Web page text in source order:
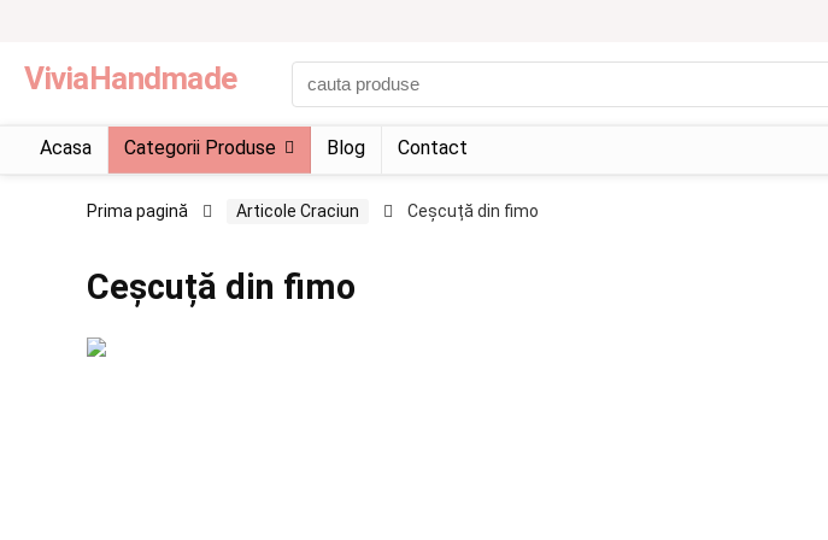
ViviaHandmade
Acasa Categorii Produse Blog Contact
Prima pagină Articole Craciun Ceșcuță din fimo
Ceșcuță din fimo